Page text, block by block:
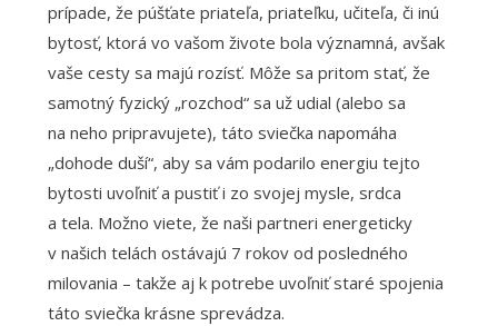
prípade, že púšťate priateľa, priateľku, učiteľa, či inú
bytosť, ktorá vo vašom živote bola významná, avšak
vaše cesty sa majú rozísť. Môže sa pritom stať, že
samotný fyzický „rozchod“ sa už udial (alebo sa
na neho pripravujete), táto sviečka napomáha
„dohode duší“, aby sa vám podarilo energiu tejto
bytosti uvoľniť a pustiť i zo svojej mysle, srdca
a tela. Možno viete, že naši partneri energeticky
v našich telách ostávajú 7 rokov od posledného
milovania – takže aj k potrebe uvoľniť staré spojenia
táto sviečka krásne sprevádza.